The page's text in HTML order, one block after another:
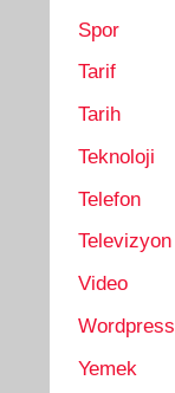
Spor
Tarif
Tarih
Teknoloji
Telefon
Televizyon
Video
Wordpress
Yemek